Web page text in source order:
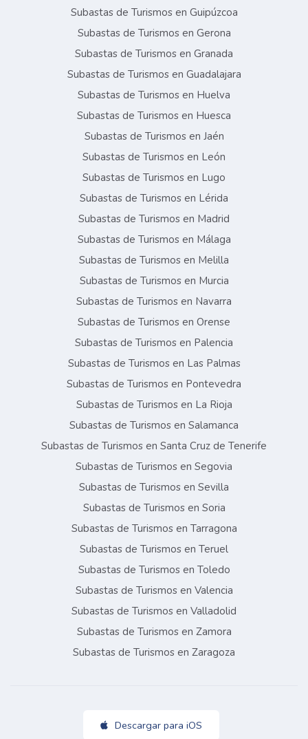
Subastas de Turismos en Guipúzcoa
Subastas de Turismos en Gerona
Subastas de Turismos en Granada
Subastas de Turismos en Guadalajara
Subastas de Turismos en Huelva
Subastas de Turismos en Huesca
Subastas de Turismos en Jaén
Subastas de Turismos en León
Subastas de Turismos en Lugo
Subastas de Turismos en Lérida
Subastas de Turismos en Madrid
Subastas de Turismos en Málaga
Subastas de Turismos en Melilla
Subastas de Turismos en Murcia
Subastas de Turismos en Navarra
Subastas de Turismos en Orense
Subastas de Turismos en Palencia
Subastas de Turismos en Las Palmas
Subastas de Turismos en Pontevedra
Subastas de Turismos en La Rioja
Subastas de Turismos en Salamanca
Subastas de Turismos en Santa Cruz de Tenerife
Subastas de Turismos en Segovia
Subastas de Turismos en Sevilla
Subastas de Turismos en Soria
Subastas de Turismos en Tarragona
Subastas de Turismos en Teruel
Subastas de Turismos en Toledo
Subastas de Turismos en Valencia
Subastas de Turismos en Valladolid
Subastas de Turismos en Zamora
Subastas de Turismos en Zaragoza
Descargar para iOS